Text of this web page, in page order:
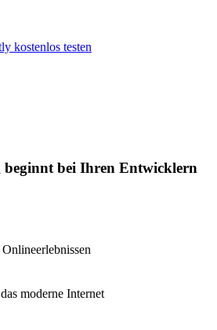
kostenlos testen
bei Ihren Entwicklern
moderne Internet